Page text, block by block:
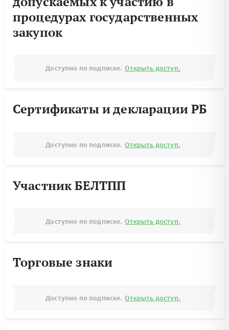
процедурах государственных
закупок
Доступно по подписке. Открыть доступ.
Сертификаты и декларации РБ
Доступно по подписке. Открыть доступ.
Участник БЕЛТПП
Доступно по подписке. Открыть доступ.
Торговые знаки
Доступно по подписке. Открыть доступ.